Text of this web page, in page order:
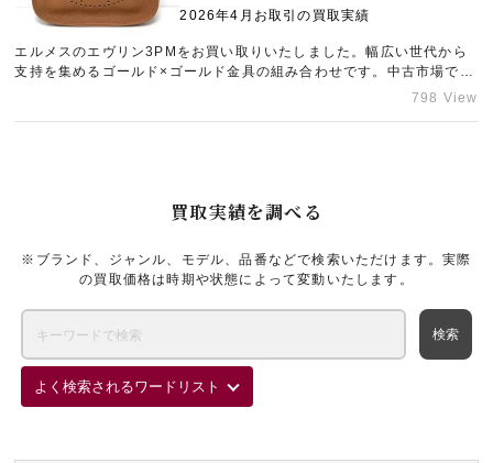
買取実績を調べる
※ブランド、ジャンル、モデル、品番などで検索いただけます。実際
の買取価格は時期や状態によって変動いたします。
よく検索されるワードリスト
2026年4月お取引の買取実績
エルメスのエヴリン3PMをお買い取りいたしました。幅広い世代から
支持を集めるゴールド×ゴールド金具の組み合わせです。中古市場でも
非常に在庫が少なく、お探しの方が大変多い希少なモデルでしたの
798 View